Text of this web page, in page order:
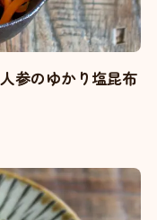
参のゆかり塩昆布